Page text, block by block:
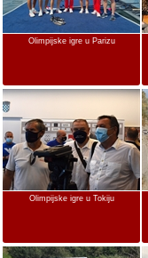
Olimpijske igre u Parizu
Olimpijske igre u Tokiju